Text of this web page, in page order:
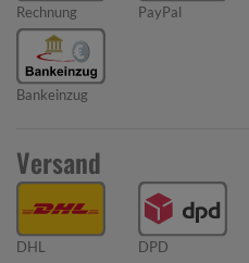
Rechnung PayPal
Bankeinzug
Versand
DHL DPD